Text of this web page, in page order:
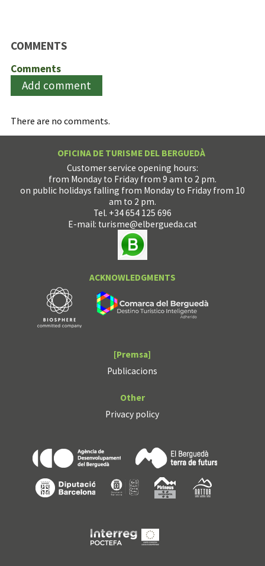
COMMENTS
Comments
Add comment
There are no comments.
OFICINA DE TURISME DEL BERGUEDÀ
Customer service opening hours:
from Monday to Friday from 9 am to 2 pm.
on public holidays falling from Monday to Friday from 10
am to 2 pm.
Tel. +34 654 125 696
E-mail: turisme@elbergueda.cat
ACKNOWLEDGMENTS
[Premsa]
Publicacions
Other
Privacy policy